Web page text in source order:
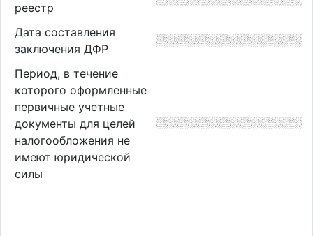
реестр
Дата составления
заключения ДФР
Период, в течение
которого оформленные
первичные учетные
документы для целей
налогообложения не
имеют юридической
силы